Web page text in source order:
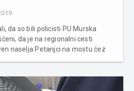
da so bili policisti PU Murska
da je na regionalni cesti
naselja Petanjci na mostu čez